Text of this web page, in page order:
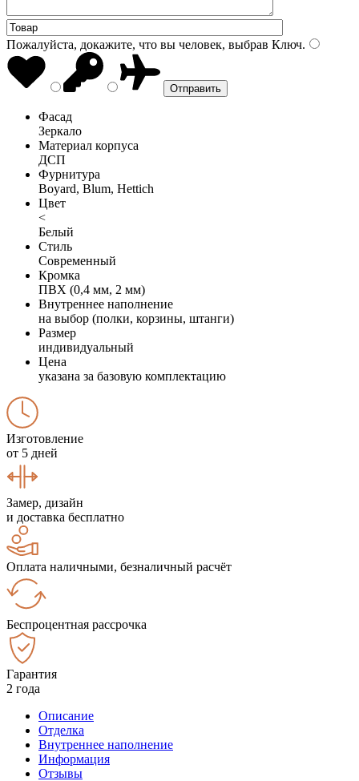
Пожалуйста, докажите, что вы человек, выбрав Ключ.
Фасад
Зеркало
Материал корпуса
ДСП
Фурнитура
Boyard, Blum, Hettich
Цвет
<
Белый
Стиль
Современный
Кромка
ПВХ (0,4 мм, 2 мм)
Внутреннее наполнение
на выбор (полки, корзины, штанги)
Размер
индивидуальный
Цена
указана за базовую комплектацию
Изготовление
от 5 дней
Замер, дизайн
и доставка бесплатно
Оплата наличными, безналичный расчёт
Беспроцентная рассрочка
Гарантия
2 года
Описание
Отделка
Внутреннее наполнение
Информация
Отзывы